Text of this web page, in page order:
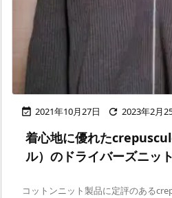
 2021年10月27日  2023年2月
着心地に優れた
ル）のドライバーズニッ
コットンニット製品に定評のある